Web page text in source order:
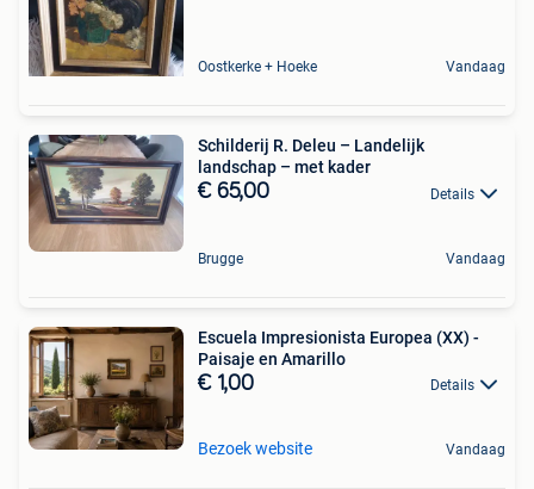
Oostkerke + Hoeke Vandaag
Schilderij R. Deleu – Landelijk
landschap – met kader
€ 65,00 Details
Brugge Vandaag
Escuela Impresionista Europea (XX) -
Paisaje en Amarillo
€ 1,00 Details
Bezoek website Vandaag